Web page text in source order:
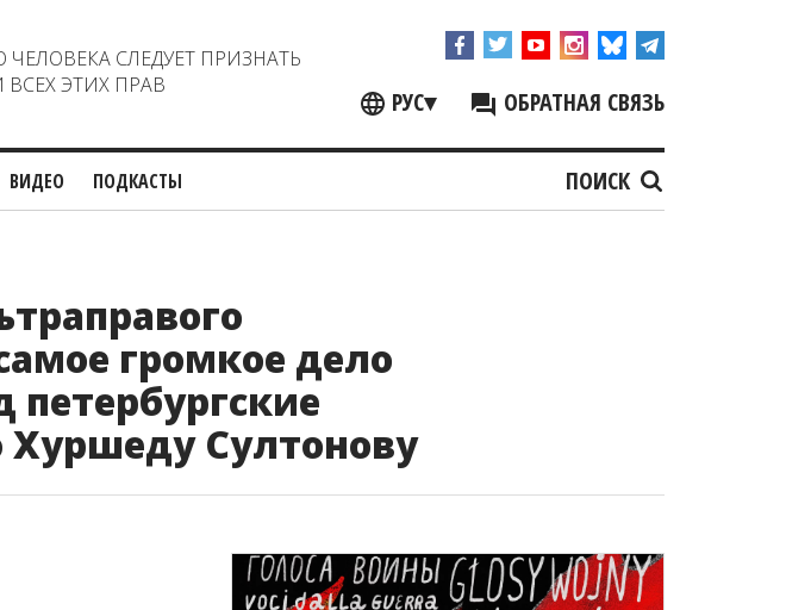
СЛЕДУЕТ ПРИЗНАТЬ
ЭТИХ ПРАВ
РУС▾ ОБРАТНАЯ СВЯЗЬ
ВИДЕО ПОДКАСТЫ ПОИСК
громкое дело
петербургские
Султонову